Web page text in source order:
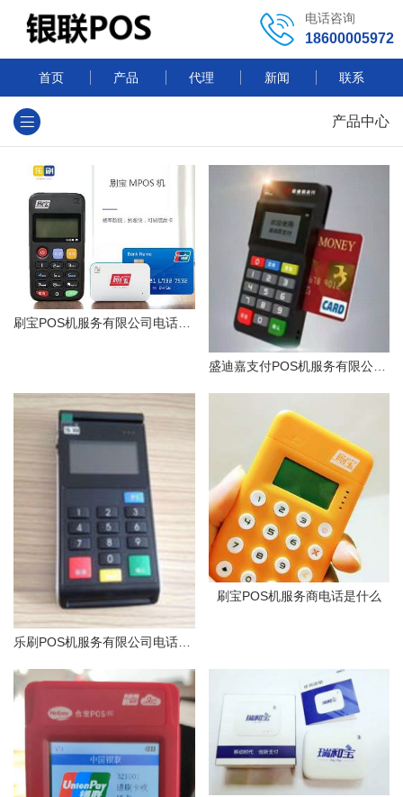
电话咨询
18600005972
首页 产品 代理 新闻 联系
产品中心
刷宝POS机服务有限公司电话是多少
盛迪嘉支付POS机服务有限公司电话是多少
乐刷POS机服务有限公司电话是多少
刷宝POS机服务商电话是什么